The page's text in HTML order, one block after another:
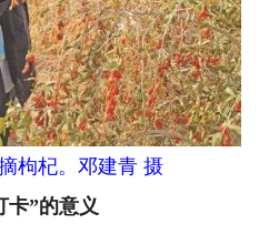
枸杞。邓建青 摄
”的意义